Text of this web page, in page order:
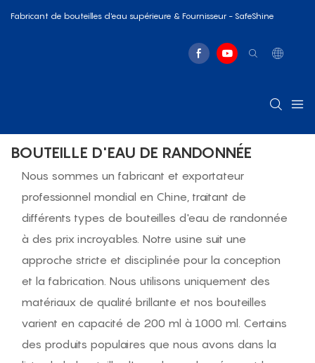
Fabricant de bouteilles d'eau supérieure & Fournisseur - SafeShine
BOUTEILLE D'EAU DE RANDONNÉE
Nous sommes un fabricant et exportateur
professionnel mondial en Chine, traitant de
différents types de bouteilles d'eau de randonnée
à des prix incroyables. Notre usine suit une
approche stricte et disciplinée pour la conception
et la fabrication. Nous utilisons uniquement des
matériaux de qualité brillante et nos bouteilles
varient en capacité de 200 ml à 1000 ml. Certains
des produits populaires que nous avons dans la